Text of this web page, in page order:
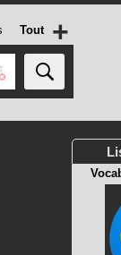
Tout +